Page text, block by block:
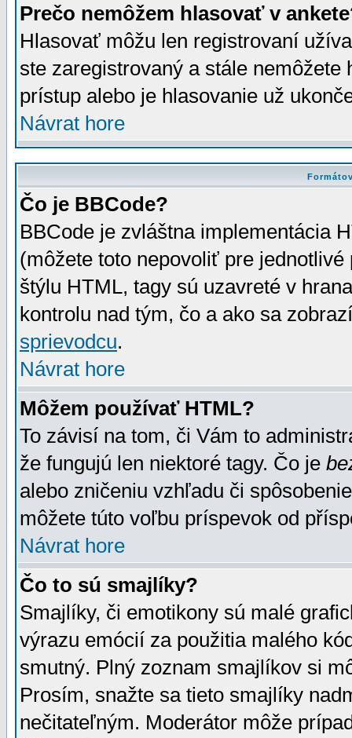
Prečo nemôžem hlasovať v
Hlasovať môžu len registrovaní
ste zaregistrovaný a stále
prístup alebo je hlasovanie už
Návrat hore
Čo je BBCode?
BBCode je zvláštna implementácia
(môžete toto nepovoliť pre
štýlu HTML, tagy sú uzavreté v
kontrolu nad tým, čo a ako sa
sprievodcu.
Návrat hore
Môžem používať HTML?
To závisí na tom, či Vám to
že fungujú len niektoré tagy. Čo je
alebo zničeniu vzhľadu či
môžete túto voľbu príspevok od
Návrat hore
Čo to sú smajlíky?
Smajlíky, či emotikony sú malé
výrazu emócií za použitia malého
smutný. Plný zoznam smajlíkov si
Prosím, snažte sa tieto smajlíky
nečitateľným. Moderátor môže